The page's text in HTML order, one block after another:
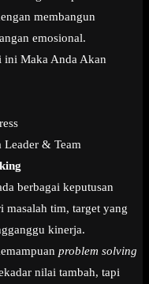
membangun
emosional.
ini Maka Anda Akan
& Team
berbagai keputusan
tim, target yang
kinerja.
problem solving
nilai tambah, tapi